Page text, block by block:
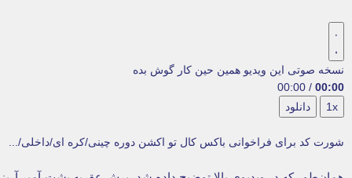
نسخه صوتی این ویدیو همین حین کار گوش بده
00:00
/
00:00
1x
دانلود
شورت کد برای فراخوانی باکس کال تو اکشن دوره چینی/کره ای/داخلی/...